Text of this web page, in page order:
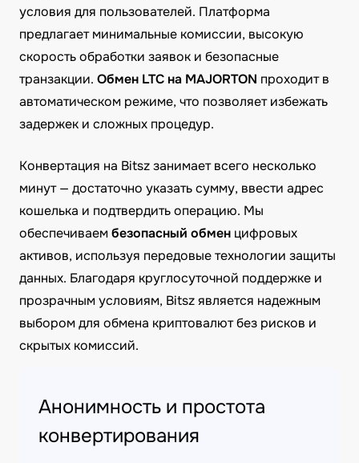
условия для пользователей. Платформа
предлагает минимальные комиссии, высокую
скорость обработки заявок и безопасные
транзакции. Обмен LTC на MAJORTON проходит в
автоматическом режиме, что позволяет избежать
задержек и сложных процедур.
Конвертация на Bitsz занимает всего несколько
минут — достаточно указать сумму, ввести адрес
кошелька и подтвердить операцию. Мы
обеспечиваембезопасный обмен цифровых
активов, используя передовые технологии защиты
данных. Благодаря круглосуточной поддержке и
прозрачным условиям, Bitsz является надежным
выбором для обмена криптовалют без рисков и
скрытых комиссий.
Анонимность и простота
конвертирования